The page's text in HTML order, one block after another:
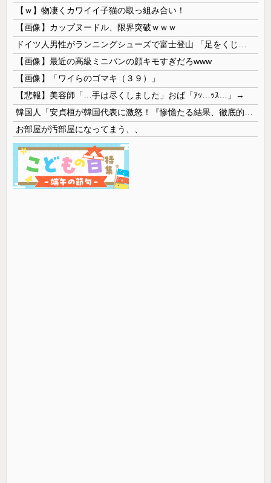
【ｗ】物凄くカワイイ子猫の取っ組み合い！
【画像】カップヌードル、限界突破ｗｗｗ
【画像】最近の高級ミニバンの顔キモすぎだろwww
【画像】「ワイらのゴマキ（３９）」
【悲報】美容師「…手は尽くしました」おば「ｱｯ…ｯｽ…」→
お部屋が汚部屋になってまう、、